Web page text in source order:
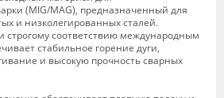
(MIG/MAG), предназначенный для
и низколегированных сталей.
строгому соответствию международным
стабильное горение дуги,
и высокую прочность сварных